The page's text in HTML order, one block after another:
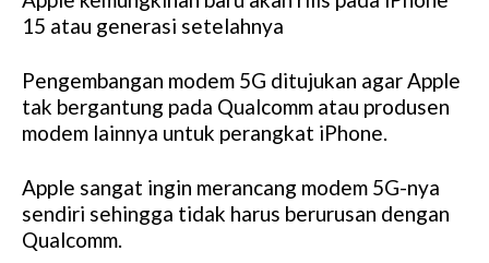
15 atau generasi setelahnya
Pengembangan modem 5G ditujukan agar Apple
tak bergantung pada Qualcomm atau produsen
modem lainnya untuk perangkat iPhone.
Apple sangat ingin merancang modem 5G-nya
sendiri sehingga tidak harus berurusan dengan
Qualcomm.